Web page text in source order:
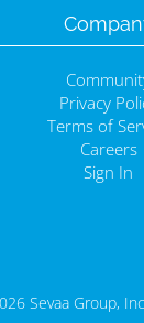
Privacy
Terms of
Careers
Sign In
Sevaa Group,